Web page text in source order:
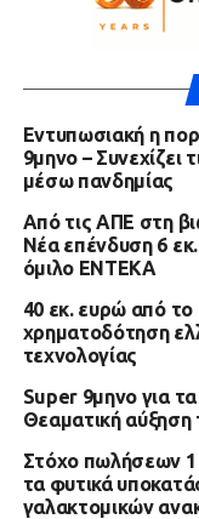
Εντυπωσιακή η
9μηνο – Συνεχίζει
μέσω πανδημίας
Από τις ΑΠΕ στη
Νέα επένδυση 6
όμιλο ΕΝΤΕΚΑ
40 εκ. ευρώ από το
χρηματοδότηση
τεχνολογίας
Super 9μηνο για
Θεαματική αύξηση
Στόχο πωλήσεων 1
τα φυτικά
γαλακτομικών